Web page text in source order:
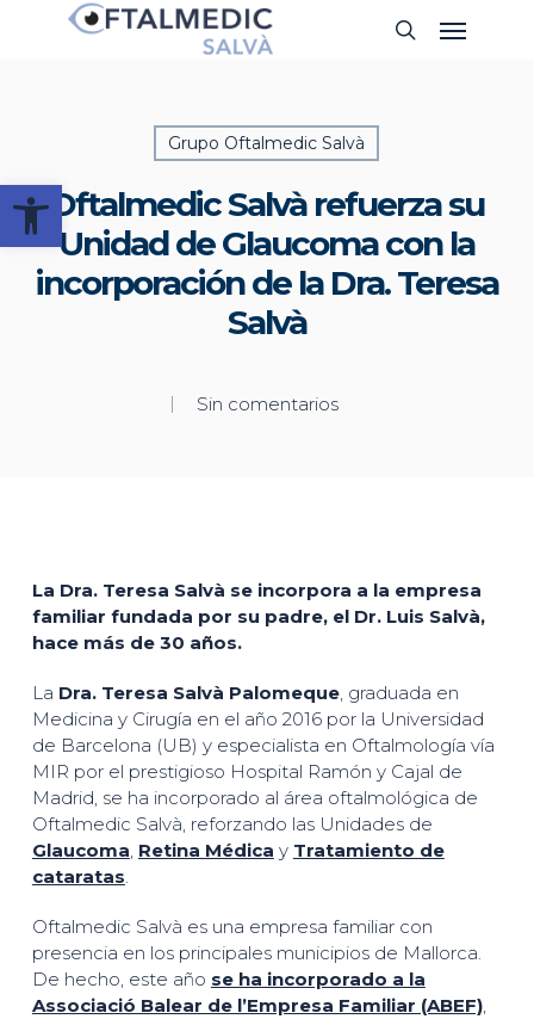
Abrir barra de herramientas
Buscar
Menu
Grupo Oftalmedic Salvà
Oftalmedic Salvà refuerza su
Unidad de Glaucoma con la
incorporación de la Dra. Teresa
Salvà
Sin comentarios
La Dra. Teresa Salvà se incorpora a la empresa
familiar fundada por su padre, el Dr. Luis Salvà,
hace más de 30 años.
La Dra. Teresa Salvà Palomeque, graduada en
Medicina y Cirugía en el año 2016 por la Universidad
de Barcelona (UB) y especialista en Oftalmología vía
MIR por el prestigioso Hospital Ramón y Cajal de
Madrid, se ha incorporado al área oftalmológica de
Oftalmedic Salvà, reforzando las Unidades de
Glaucoma, Retina Médica y Tratamiento de
cataratas.
Oftalmedic Salvà es una empresa familiar con
presencia en los principales municipios de Mallorca.
De hecho, este año se ha incorporado a la
Associació Balear de l’Empresa Familiar (ABEF),